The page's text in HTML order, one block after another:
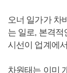
오너 일가가 차
는 일로, 본격
시선이 업계에
차원태는 이미